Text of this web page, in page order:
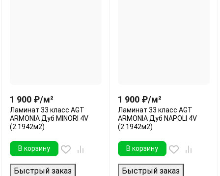
1 900 ₽/м²
Ламинат 33 класс AGT
ARMONIA Дуб MINORI 4V
(2.1942м2)
В корзину
Быстрый заказ
1 900 ₽/м²
Ламинат 33 класс AGT
ARMONIA Дуб NAPOLI 4V
(2.1942м2)
В корзину
Быстрый заказ